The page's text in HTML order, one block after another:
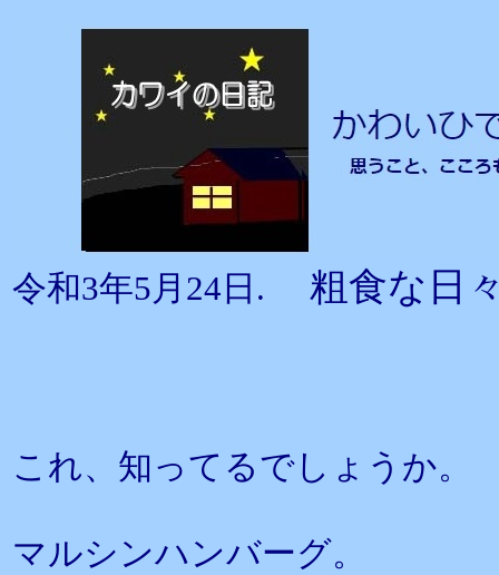
令和3年5月24日. 粗食な
これ、知ってるでしょうか。
マルシンハンバーグ。